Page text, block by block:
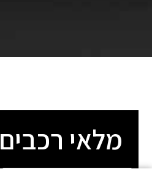
מלאי רכבים